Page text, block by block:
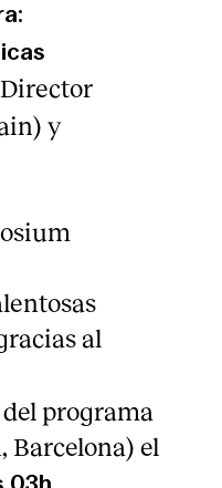
y
al
programa
Barcelona) el